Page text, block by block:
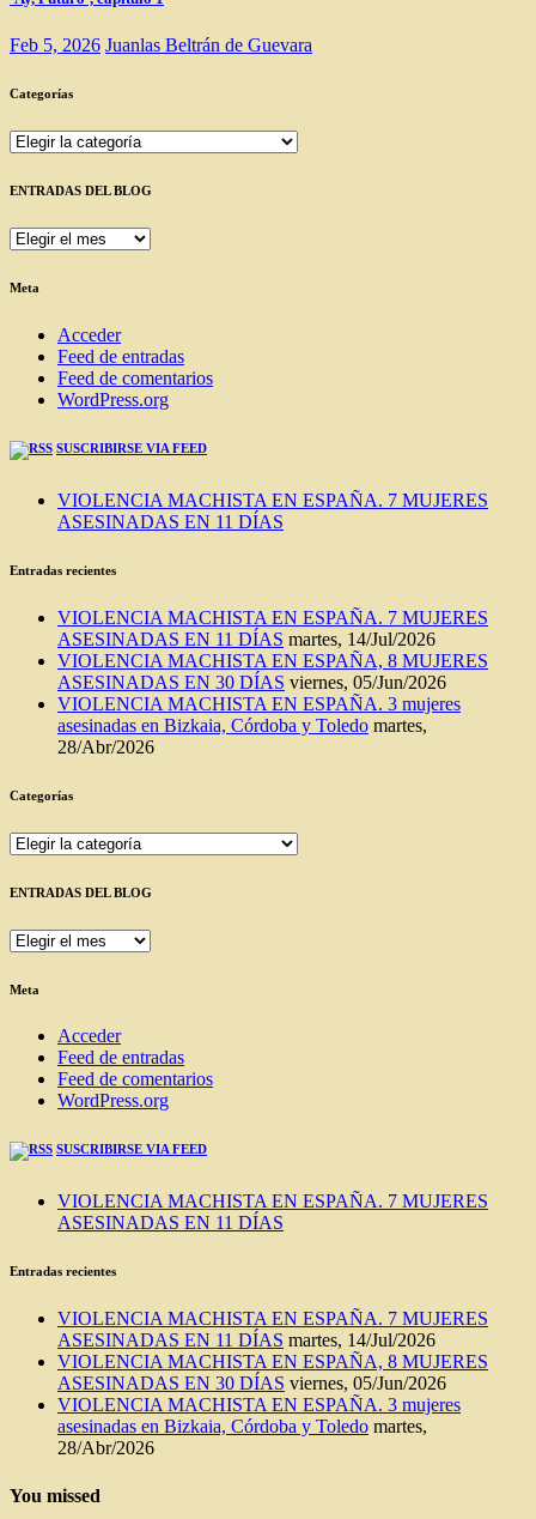
Feb 5, 2026 Juanlas Beltrán de Guevara
Categorías
Categorías
ENTRADAS DEL BLOG
ENTRADAS
BLOG
Meta
Acceder
Feed de entradas
Feed de comentarios
WordPress.org
SUSCRIBIRSE VIA FEED
VIOLENCIA MACHISTA EN ESPAÑA. 7 MUJERES
ASESINADAS EN 11 DÍAS
Entradas recientes
VIOLENCIA MACHISTA EN ESPAÑA. 7 MUJERES
ASESINADAS EN 11 DÍAS martes, 14/Jul/2026
VIOLENCIA MACHISTA EN ESPAÑA, 8 MUJERES
ASESINADAS EN 30 DÍAS viernes, 05/Jun/2026
VIOLENCIA MACHISTA EN ESPAÑA. 3 mujeres
asesinadas en Bizkaia, Córdoba y Toledo martes,
28/Abr/2026
Categorías
Categorías
ENTRADAS DEL BLOG
ENTRADAS
BLOG
Meta
Acceder
Feed de entradas
Feed de comentarios
WordPress.org
SUSCRIBIRSE VIA FEED
VIOLENCIA MACHISTA EN ESPAÑA. 7 MUJERES
ASESINADAS EN 11 DÍAS
Entradas recientes
VIOLENCIA MACHISTA EN ESPAÑA. 7 MUJERES
ASESINADAS EN 11 DÍAS martes, 14/Jul/2026
VIOLENCIA MACHISTA EN ESPAÑA, 8 MUJERES
ASESINADAS EN 30 DÍAS viernes, 05/Jun/2026
VIOLENCIA MACHISTA EN ESPAÑA. 3 mujeres
asesinadas en Bizkaia, Córdoba y Toledo martes,
28/Abr/2026
You missed